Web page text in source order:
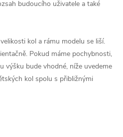
budoucího uživatele a také
kol a rámu modelu se liší.
Pokud máme pochybnosti,
výšku bude vhodné, níže uvedeme
kol spolu s přibližnými